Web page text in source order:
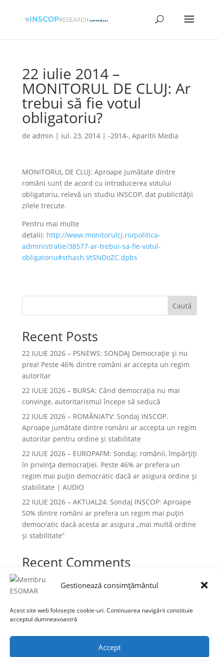
Gestionează consimțământul
Acest site web folosește cookie-uri. Continuarea navigării constituie
acceptul dumneavoastră
Accept
22 iulie 2014 –
MONITORUL DE CLUJ: Ar
trebui să fie votul
obligatoriu?
de admin | iul. 23, 2014| -2014-, Aparitii Media
MONITORUL DE CLUJ: Aproape jumătate dintre
români sunt de acord cu introducerea votului
obligatoriu, relevă un studiu INSCOP, dat publicităţii
zilele trecute.
Pentru mai multe
detalii: http://www.monitorulcj.ro/politica-
administratie/38577-ar-trebui-sa-fie-votul-
obligatoriu#sthash.VtSNDoZC.dpbs
Caută
Recent Posts
22 IULIE 2026 – PSNEWS: SONDAJ Democrație și nu
prea! Peste 46% dintre români ar accepta un regim
autoritar
22 IULIE 2026 – BURSA: Când democraţia nu mai
convinge, autoritarismul începe să seducă
22 IULIE 2026 – ROMÂNIATV: Sondaj INSCOP.
Aproape jumătate dintre români ar accepta un regim
autoritar pentru ordine și stabilitate
22 IULIE 2026 – EUROPAFM: Sondaj: românii, împărțiți
în privința democrației. Peste 46% ar prefera un
regim mai puțin democratic dacă ar asigura ordine și
stabilitate | AUDIO
22 IULIE 2026 – AKTUAL24: Sondaj INSCOP: Aproape
50% dintre români ar prefera un regim mai puțin
democratic dacă acesta ar asigura „mai multă ordine
și stabilitate”
Recent Comments
Niciun comentariu de arătat.
Prelucrarea datelor cu caracter personal
Politica cookies